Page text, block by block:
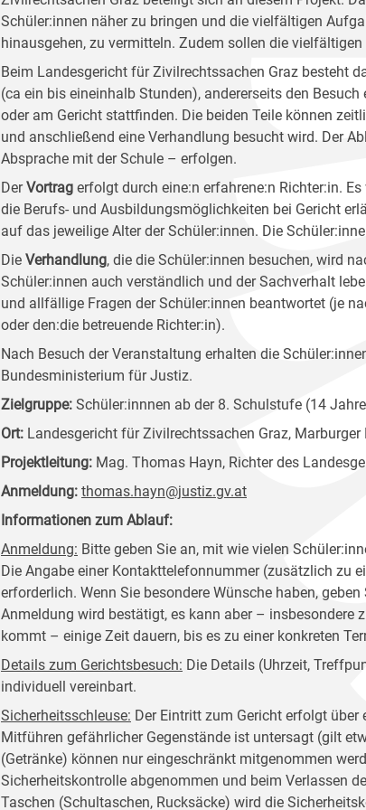
Schüler:innen näher zu bringen und die vielfältigen
hinausgehen, zu vermitteln. Zudem sollen die vielfältigen
Beim Landesgericht für Zivilrechtssachen Graz besteht
(ca ein bis eineinhalb Stunden), andererseits den Besuch
oder am Gericht stattfinden. Die beiden Teile können
und anschließend eine Verhandlung besucht wird. Der
Absprache mit der Schule – erfolgen.
DerVortrag erfolgt durch eine:n erfahrene:n Richter:in.
die Berufs- und Ausbildungsmöglichkeiten bei Gericht
auf das jeweilige Alter der Schüler:innen. Die
Die Verhandlung, die die Schüler:innen besuchen, wird
Schüler:innen auch verständlich und der Sachverhalt
und allfällige Fragen der Schüler:innen beantwortet (je
oder den:die betreuende Richter:in).
Nach Besuch der Veranstaltung erhalten die
Bundesministerium für Justiz.
Zielgruppe: Schüler:innnen ab der 8. Schulstufe (14
Ort: Landesgericht für Zivilrechtssachen Graz, Marburger
Projektleitung: Mag. Thomas Hayn, Richter des
Anmeldung: thomas.hayn@justiz.gv.at
Informationen zum Ablauf:
Anmeldung: Bitte geben Sie an, mit wie vielen
Die Angabe einer Kontakttelefonnummer (zusätzlich zu
erforderlich. Wenn Sie besondere Wünsche haben,
Anmeldung wird bestätigt, es kann aber – insbesondere
kommt – einige Zeit dauern, bis es zu einer konkreten
Details zum Gerichtsbesuch: Die Details (Uhrzeit,
individuell vereinbart.
Sicherheitsschleuse: Der Eintritt zum Gericht erfolgt
Mitführen gefährlicher Gegenstände ist untersagt (gilt
(Getränke) können nur eingeschränkt mitgenommen
Sicherheitskontrolle abgenommen und beim Verlassen
Taschen (Schultaschen, Rucksäcke) wird die